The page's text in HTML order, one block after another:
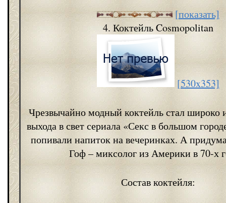
[показать]
4. Коктейль Cosmopolitan
[530x353]
Чрезвычайно модный коктейль стал широко
выхода в свет сериала «Секс в большом
попивали напиток на вечеринках. А
Гоф – миксолог из Америки в 70-х
Состав коктейля: